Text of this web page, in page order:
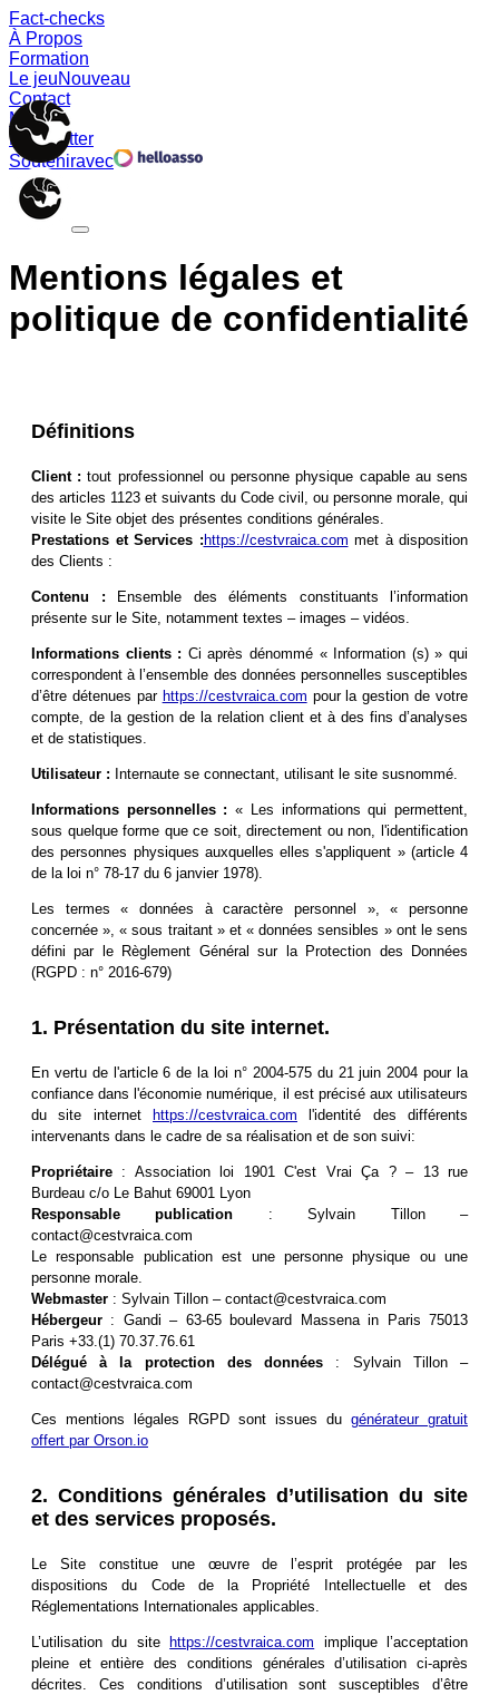
Fact-checks
À Propos
Formation
Le jeuNouveau
Contact
Memes
Newsletter
Souteniravec
Mentions légales et
politique de confidentialité
Définitions
Client : tout professionnel ou personne physique capable au sens
des articles 1123 et suivants du Code civil, ou personne morale, qui
visite le Site objet des présentes conditions générales.
Prestations et Services : https://cestvraica.com met à disposition
des Clients :
Contenu : Ensemble des éléments constituants l’information
présente sur le Site, notamment textes – images – vidéos.
Informations clients : Ci après dénommé « Information (s) » qui
correspondent à l’ensemble des données personnelles susceptibles
d’être détenues par https://cestvraica.com pour la gestion de votre
compte, de la gestion de la relation client et à des fins d’analyses
et de statistiques.
Utilisateur : Internaute se connectant, utilisant le site susnommé.
Informations personnelles : « Les informations qui permettent,
sous quelque forme que ce soit, directement ou non, l'identification
des personnes physiques auxquelles elles s'appliquent » (article 4
de la loi n° 78-17 du 6 janvier 1978).
Les termes « données à caractère personnel », « personne
concernée », « sous traitant » et « données sensibles » ont le sens
défini par le Règlement Général sur la Protection des Données
(RGPD : n° 2016-679)
1. Présentation du site internet.
En vertu de l'article 6 de la loi n° 2004-575 du 21 juin 2004 pour la
confiance dans l'économie numérique, il est précisé aux utilisateurs
du site internet
https://cestvraica.com l'identité des différents
intervenants dans le cadre de sa réalisation et de son suivi:
Propriétaire : Association loi 1901 C'est Vrai Ça ? – 13 rue
Burdeau c/o Le Bahut 69001 Lyon
Responsable publication : Sylvain Tillon –
contact@cestvraica.com
Le responsable publication est une personne physique ou une
personne morale.
Webmaster : Sylvain Tillon – contact@cestvraica.com
Hébergeur : Gandi – 63-65 boulevard Massena in Paris 75013
Paris +33.(1) 70.37.76.61
Délégué à la protection des données : Sylvain Tillon –
contact@cestvraica.com
Ces mentions légales RGPD sont issues du générateur gratuit
offert par Orson.io
2. Conditions générales d’utilisation du site
et des services proposés.
Le Site constitue une œuvre de l’esprit protégée par les
dispositions du Code de la Propriété Intellectuelle et des
Réglementations Internationales applicables.
L’utilisation du site https://cestvraica.com implique l’acceptation
pleine et entière des conditions générales d’utilisation ci-après
décrites. Ces conditions d’utilisation sont susceptibles d’être